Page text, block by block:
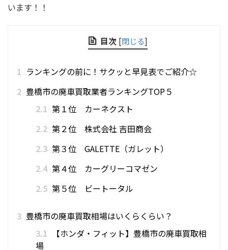
います！！
目次 [閉じる]
1 ランキングの前に！サクッと早見表でご紹介☆
2 豊橋市の廃車買取業者ランキングTOP５
2.1 第１位 カーネクスト
2.2 第２位 株式会社 吉田商会
2.3 第３位 GALETTE（ガレット）
2.4 第４位 カーグリーコマゼン
2.5 第５位 ビートータル
3 豊橋市の廃車買取相場はいくらくらい？
3.1
【ホンダ・フィット】豊橋市の廃車買取相
場